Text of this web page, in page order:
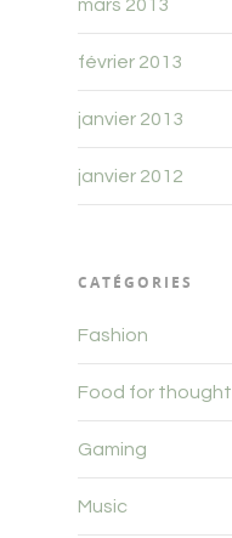
mars 2013
février 2013
janvier 2013
janvier 2012
CATÉGORIES
Fashion
Food for thought
Gaming
Music